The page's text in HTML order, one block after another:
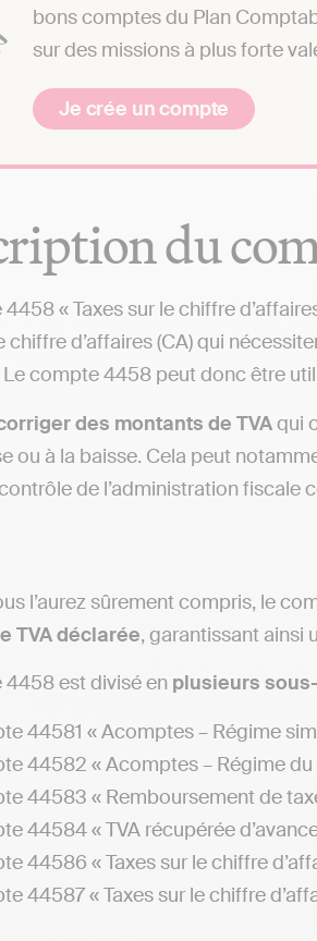
bons comptes du Plan
sur des missions à plus forte
Je crée un compte
du
« Taxes sur le chiffre
chiffre d’affaires (CA) qui
Le compte 4458 peut donc être
des montants de TVAqui
ou à la baisse. Cela peut
de l’administration fiscale
l’aurez sûrement compris, le
TVA déclarée, garantissant ainsi
est divisé en plusieurs
44581 « Acomptes – Régime
44582 « Acomptes – Régime du
44583 « Remboursement de
44584 « TVA récupérée
44586 « Taxes sur le chiffre
44587 « Taxes sur le chiffre